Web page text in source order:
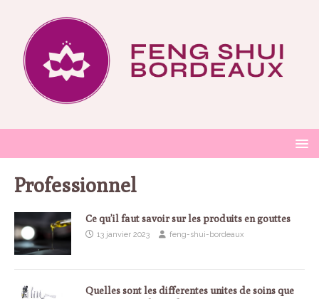
Professionnel
Ce qu’il faut savoir sur les produits en gouttes
13 janvier 2023 feng-shui-bordeaux
Quelles sont les differentes unites de soins que